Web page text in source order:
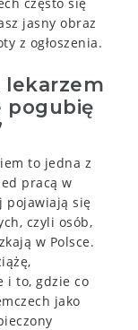
jasny obraz
z ogłoszenia.
lekarzem
pogubię
to jedna z
pracą w
pojawiają się
czyli osób,
w Polsce.
i to, gdzie co
jako